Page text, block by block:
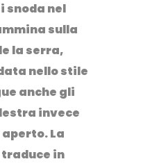
snoda nel
sulla
la serra,
nello stile
anche gli
invece
aperto. La
in